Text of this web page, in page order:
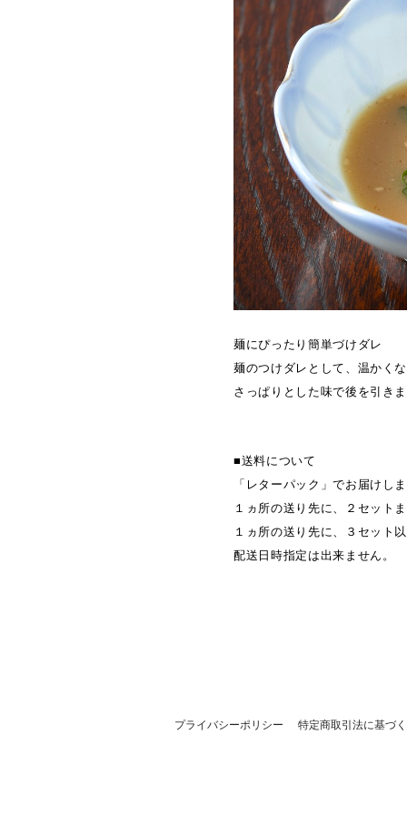
麺にぴったり簡単づけダレ
麺のつけダレとして、温かく
さっぱりとした味で後を引き
■送料について
「レターパック」でお届けし
１ヵ所の送り先に、２セット
１ヵ所の送り先に、３セット
配送日時指定は出来ません。
プライバシーポリシー 特定商取引法に基づ